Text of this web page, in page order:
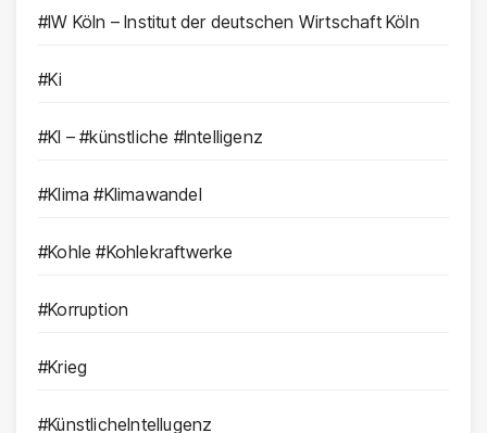
#IW Köln – Institut der deutschen Wirtschaft Köln
#Ki
#KI – #künstliche #Intelligenz
#Klima #Klimawandel
#Kohle #Kohlekraftwerke
#Korruption
#Krieg
#KünstlicheIntellugenz